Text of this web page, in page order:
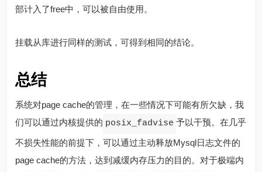
部计入了free中，可以被自由使用。
挂载从库进行同样的测试，可得到相同的结论。
总结
系统对page cache的管理，在一些情况下可能有所欠缺，我
们可以通过内核提供的 posix_fadvise 予以干预。在几乎
不损失性能的前提下，可以通过主动释放Mysql日志文件的
page cache的方法，达到减缓内存压力的目的。对于极端内